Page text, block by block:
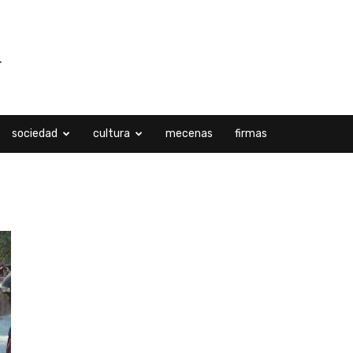
sociedad cultura mecenas firmas